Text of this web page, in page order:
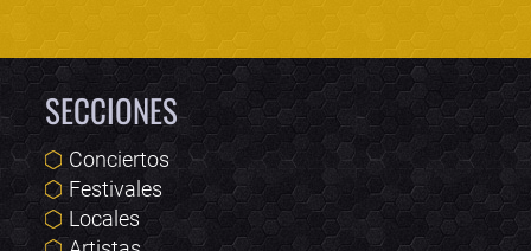
SECCIONES
Conciertos
Festivales
Locales